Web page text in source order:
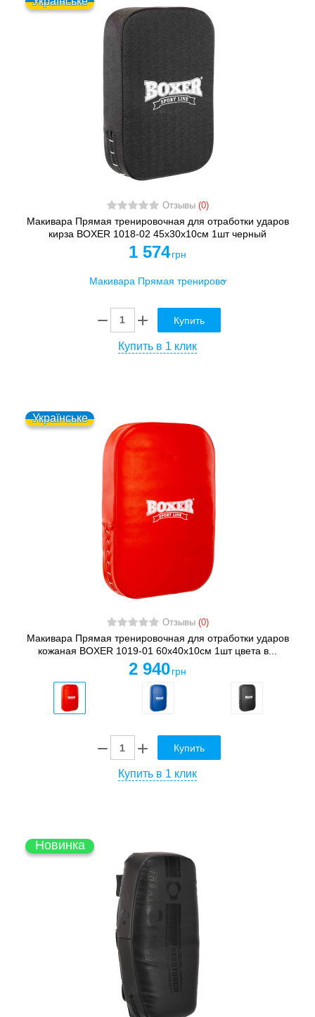
Отзывы (0)
Макивара Прямая тренировочная для отработки ударов
кирза BOXER 1018-02 45х30х10см 1шт черный
1 574 грн
Купить
Купить в 1 клик
Українське
Отзывы (0)
Макивара Прямая тренировочная для отработки ударов
кожаная BOXER 1019-01 60х40х10см 1шт цвета в...
2 940 грн
Купить
Купить в 1 клик
Новинка